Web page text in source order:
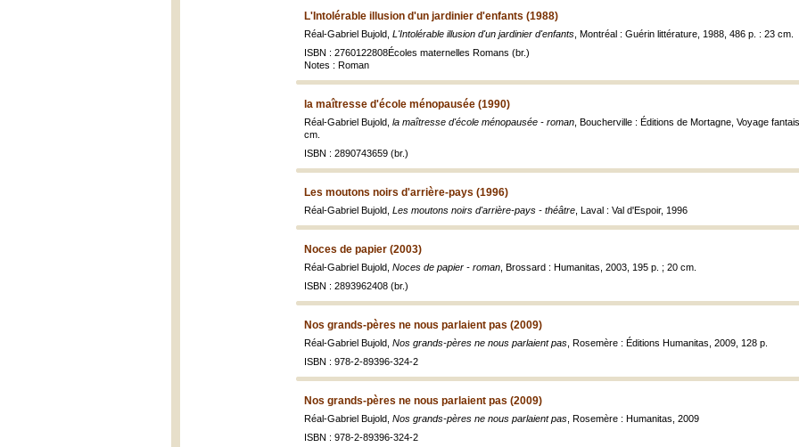
L'Intolérable illusion d'un jardinier d'enfants (1988)
Réal-Gabriel Bujold, L'Intolérable illusion d'un jardinier d'enfants , Montréal : Guérin littérature, 1988, 486 p. : 23 cm.
ISBN : 2760122808Écoles maternelles Romans (br.)
Notes : Roman
la maîtresse d'école ménopausée (1990)
Réal-Gabriel Bujold, la maîtresse d'école ménopausée - roman , Boucherville : Éditions de Mortagne, Voyage
cm.
ISBN : 2890743659 (br.)
Les moutons noirs d'arrière-pays (1996)
Réal-Gabriel Bujold, Les moutons noirs d'arrière-pays - théâtre , Laval : Val d'Espoir, 1996
Noces de papier (2003)
Réal-Gabriel Bujold, Noces de papier - roman , Brossard : Humanitas, 2003, 195 p. ; 20 cm.
ISBN : 2893962408 (br.)
Nos grands-pères ne nous parlaient pas (2009)
Réal-Gabriel Bujold, Nos grands-pères ne nous parlaient pas , Rosemère : Éditions Humanitas, 2009, 128 p.
ISBN : 978-2-89396-324-2
Nos grands-pères ne nous parlaient pas (2009)
Réal-Gabriel Bujold, Nos grands-pères ne nous parlaient pas , Rosemère : Humanitas, 2009
ISBN : 978-2-89396-324-2